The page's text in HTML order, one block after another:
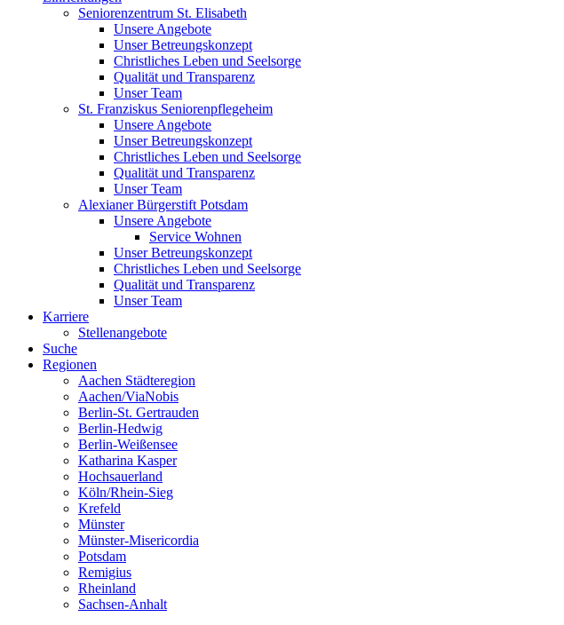
Seniorenzentrum St. Elisabeth
Unsere Angebote
Unser Betreungskonzept
Christliches Leben und Seelsorge
Qualität und Transparenz
Unser Team
St. Franziskus Seniorenpflegeheim
Unsere Angebote
Unser Betreungskonzept
Christliches Leben und Seelsorge
Qualität und Transparenz
Unser Team
Alexianer Bürgerstift Potsdam
Unsere Angebote
Service Wohnen
Unser Betreungskonzept
Christliches Leben und Seelsorge
Qualität und Transparenz
Unser Team
Karriere
Stellenangebote
Suche
Regionen
Aachen Städteregion
Aachen/ViaNobis
Berlin-St. Gertrauden
Berlin-Hedwig
Berlin-Weißensee
Katharina Kasper
Hochsauerland
Köln/Rhein-Sieg
Krefeld
Münster
Münster-Misericordia
Potsdam
Remigius
Rheinland
Sachsen-Anhalt